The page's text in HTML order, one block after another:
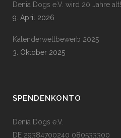
Denia Dogs e.V. wird 20 Jahre alt!
9. April 2026
Kalenderwettbewerb 2025
3. Oktober 2025
SPENDENKONTO
Denia Dogs e.V.
DE 29384700240 080533300